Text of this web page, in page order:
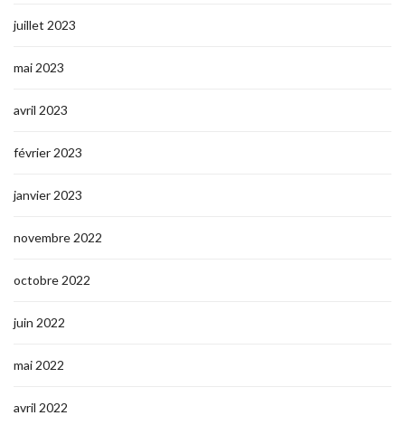
juillet 2023
mai 2023
avril 2023
février 2023
janvier 2023
novembre 2022
octobre 2022
juin 2022
mai 2022
avril 2022